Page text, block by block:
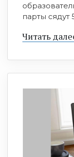
парты сядут
Читать